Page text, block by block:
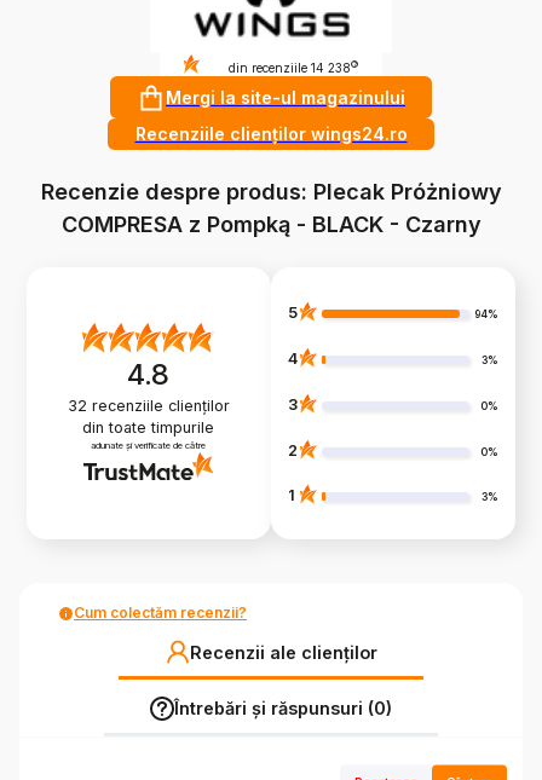
4.9din recenziile 14 238 ?
Mergi la site-ul magazinului
Recenziile clienților wings24.ro
Recenzie despre produs: Plecak Próżniowy
COMPRESA z Pompką - BLACK - Czarny
4.8
32 recenziile clienților
din toate timpurile
adunate și verificate de către
5 94%
4 3%
3 0%
2 0%
1 3%
Cum colectăm recenzii?
Recenzii ale clienților
Întrebări și răspunsuri (0)